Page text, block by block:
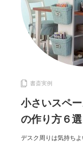
書斎実例
小さいスペ
の作り方６選
デスク周りは気持ち